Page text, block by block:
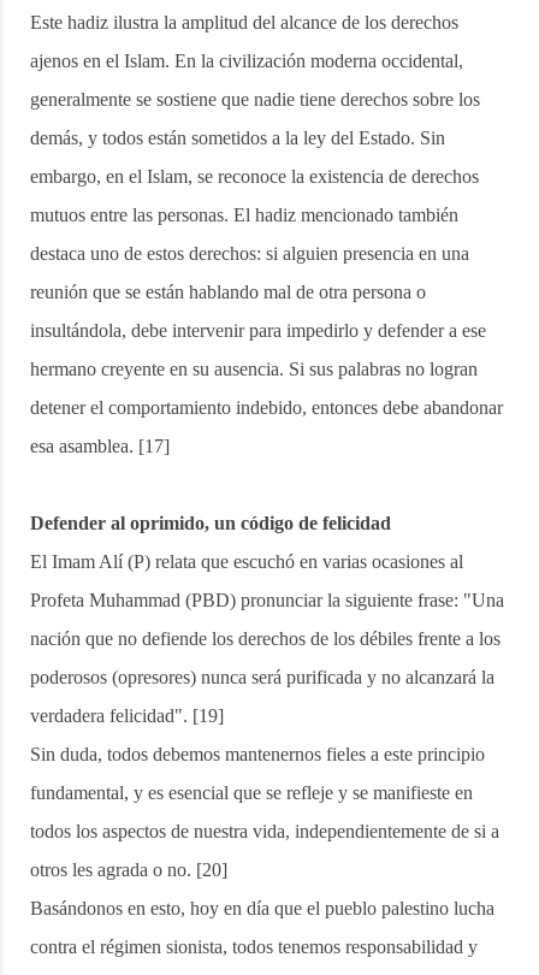
Este hadiz ilustra la amplitud del alcance de los derechos
ajenos en el Islam. En la civilización moderna occidental,
generalmente se sostiene que nadie tiene derechos sobre los
demás, y todos están sometidos a la ley del Estado. Sin
embargo, en el Islam, se reconoce la existencia de derechos
mutuos entre las personas. El hadiz mencionado también
destaca uno de estos derechos: si alguien presencia en una
reunión que se están hablando mal de otra persona o
insultándola, debe intervenir para impedirlo y defender a ese
hermano creyente en su ausencia. Si sus palabras no logran
detener el comportamiento indebido, entonces debe abandonar
esa asamblea. [17]
Defender al oprimido, un código de felicidad
El Imam Alí (P) relata que escuchó en varias ocasiones al
Profeta Muhammad (PBD) pronunciar la siguiente frase: "Una
nación que no defiende los derechos de los débiles frente a los
poderosos (opresores) nunca será purificada y no alcanzará la
verdadera felicidad". [19]
Sin duda, todos debemos mantenernos fieles a este principio
fundamental, y es esencial que se refleje y se manifieste en
todos los aspectos de nuestra vida, independientemente de si a
otros les agrada o no. [20]
Basándonos en esto, hoy en día que el pueblo palestino lucha
contra el régimen sionista, todos tenemos responsabilidad y